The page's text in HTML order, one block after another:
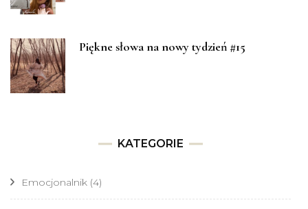
Piękne słowa na nowy tydzień #15
KATEGORIE
Emocjonalnik (4)